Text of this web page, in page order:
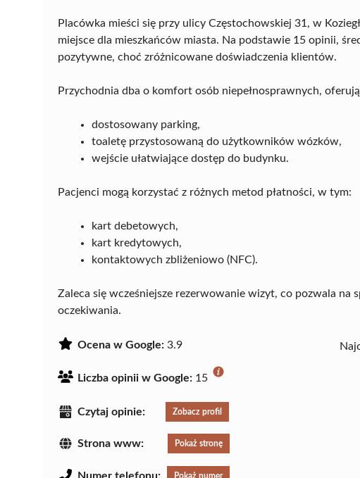
Placówka mieści się przy ulicy Częstochowskiej 31, w
miejsce dla mieszkańców miasta. Na podstawie 15 opinii,
pozytywne, choć zróżnicowane doświadczenia klientów.
Przychodnia dba o komfort osób niepełnosprawnych,
dostosowany parking,
toaletę przystosowaną do użytkowników wózków,
wejście ułatwiające dostęp do budynku.
Pacjenci mogą korzystać z różnych metod płatności, w tym:
kart debetowych,
kart kredytowych,
kontaktowych zbliżeniowo (NFC).
Zaleca się wcześniejsze rezerwowanie wizyt, co pozwala na
oczekiwania.
Ocena w Google: 3.9
Liczba opinii w Google: 15
Czytaj opinie: Zobacz profil
Strona www: Pokaż stronę
Pokaż numer